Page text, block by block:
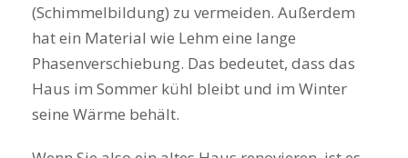
(Schimmelbildung) zu vermeiden. Außerdem
hat ein Material wie Lehm eine lange
Phasenverschiebung. Das bedeutet, dass das
Haus im Sommer kühl bleibt und im Winter
seine Wärme behält.